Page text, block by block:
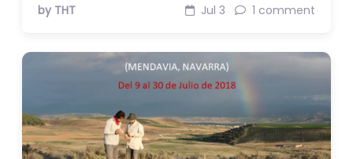
by THT Jul 3 1 comment